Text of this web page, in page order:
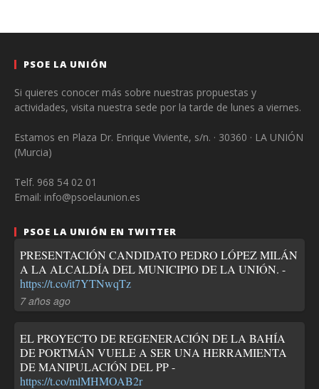
PSOE LA UNIÓN
Si quieres conocer más sobre nuestras propuestas y
actividades, visita nuestra sede por la tarde de lunes a viernes.
Estamos en Plaza Dr. Enrique Viviente, s/n. · 30360 · LA UNIÓN
(Murcia)
Telf. 968 54 02 01
Email: info@psoelaunion.es
PSOE LA UNIÓN EN TWITTER
PRESENTACIÓN CANDIDATO PEDRO LÓPEZ MILÁN
A LA ALCALDÍA DEL MUNICIPIO DE LA UNIÓN. -
https://t.co/it7YTNwqTz
7 años ago
EL PROYECTO DE REGENERACIÓN DE LA BAHÍA
DE PORTMÁN VUELE A SER UNA HERRAMIENTA
DE MANIPULACIÓN DEL PP -
https://t.co/mlMHMOAB2r